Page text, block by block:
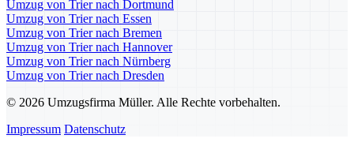
Umzug von Trier nach Dortmund
Umzug von Trier nach Essen
Umzug von Trier nach Bremen
Umzug von Trier nach Hannover
Umzug von Trier nach Nürnberg
Umzug von Trier nach Dresden
© 2026 Umzugsfirma Müller. Alle Rechte vorbehalten.
Impressum Datenschutz